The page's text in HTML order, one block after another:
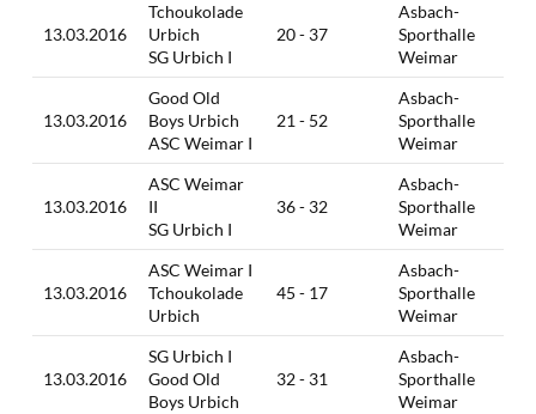
13.03.2016
Tchoukolade
Urbich
SG Urbich I
20 - 37
Asbach-
Sporthalle
Weimar
13.03.2016
Good Old
Boys Urbich
ASC Weimar I
21 - 52
Asbach-
Sporthalle
Weimar
13.03.2016
ASC Weimar
II
SG Urbich I
36 - 32
Asbach-
Sporthalle
Weimar
13.03.2016
ASC Weimar I
Tchoukolade
Urbich
45 - 17
Asbach-
Sporthalle
Weimar
13.03.2016
SG Urbich I
Good Old
Boys Urbich
32 - 31
Asbach-
Sporthalle
Weimar